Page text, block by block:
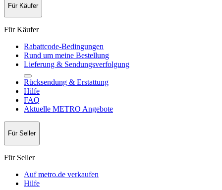
Für Käufer
Für Käufer
Rabattcode-Bedingungen
Rund um meine Bestellung
Lieferung & Sendungsverfolgung
Rücksendung & Erstattung
Hilfe
FAQ
Aktuelle METRO Angebote
Für Seller
Für Seller
Auf metro.de verkaufen
Hilfe